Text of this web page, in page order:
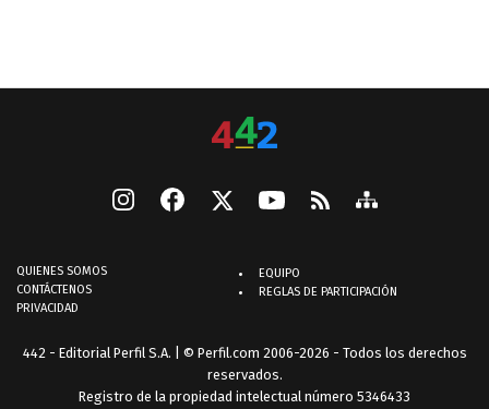
QUIENES SOMOS
CONTÁCTENOS
PRIVACIDAD
EQUIPO
REGLAS DE PARTICIPACIÓN
442 - Editorial Perfil S.A. | © Perfil.com 2006-2026 - Todos los derechos
reservados.
Registro de la propiedad intelectual número 5346433